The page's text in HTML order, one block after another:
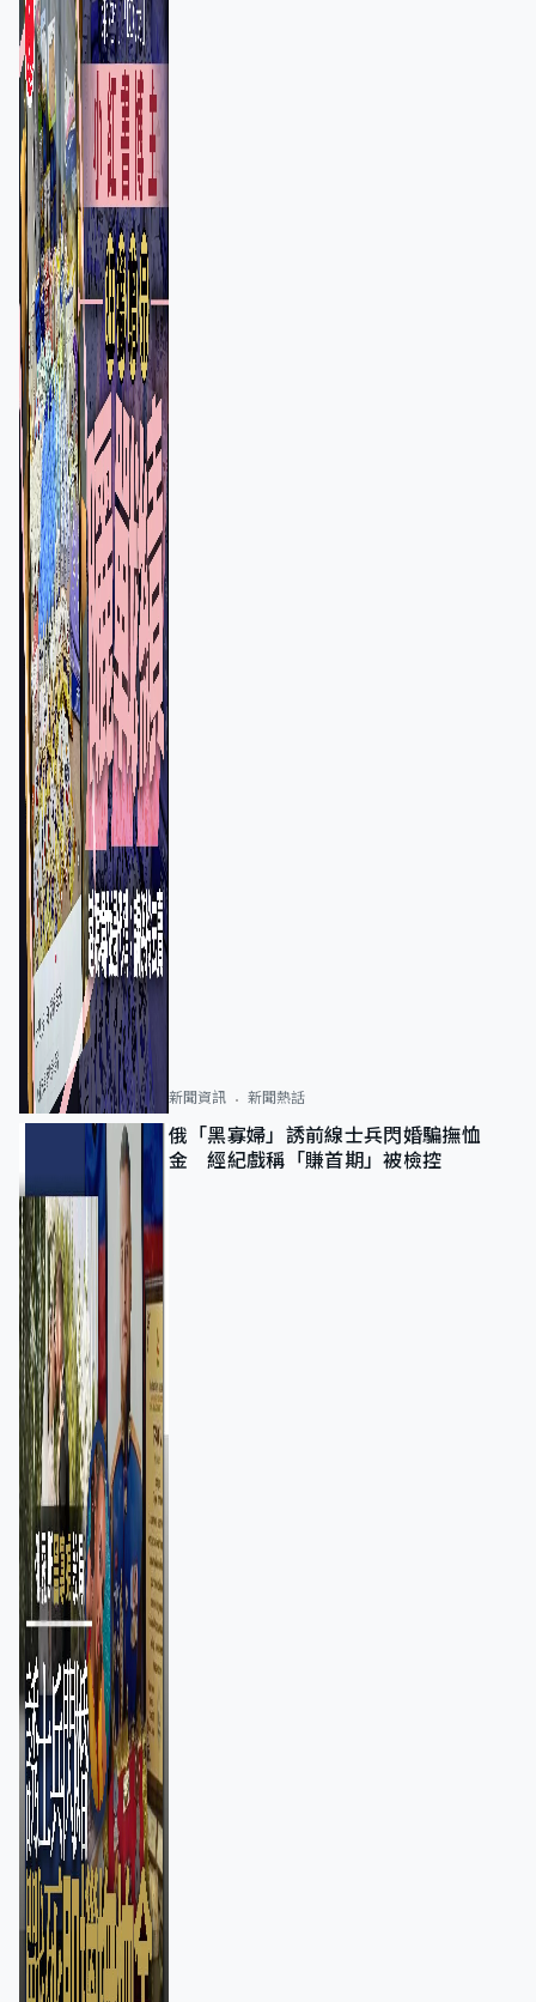
新聞資訊 新聞熱話
俄「黑寡婦」誘前線士兵閃婚騙撫恤
金 經紀戲稱「賺首期」被檢控